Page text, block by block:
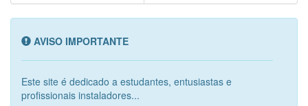
AVISO IMPORTANTE
Este site é dedicado a estudantes, entusiastas e
profissionais instaladores...